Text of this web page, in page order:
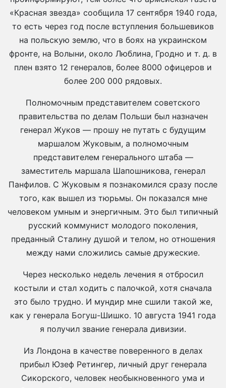
«Красная звезда» сообщила 17 сентября 1940 года,
то есть через год после вступления большевиков
на польскую землю, что в боях на украинском
фронте, на Волыни, около Люблина, Гродно и т. д. в
плен взято 12 генералов, более 8000 офицеров и
более 200 000 рядовых.
Полномочным представителем советского
правительства по делам Польши был назначен
генерал Жуков — прошу не путать с будущим
маршалом Жуковым, а полномочным
представителем генерального штаба —
заместитель маршала Шапошникова, генерал
Панфилов. С Жуковым я познакомился сразу после
того, как вышел из тюрьмы. Он показался мне
человеком умным и энергичным. Это был типичный
русский коммунист молодого поколения,
преданный Сталину душой и телом, но отношения
между нами сложились самые дружеские.
Через несколько недель лечения я отбросил
костыли и стал ходить с палочкой, хотя сначала
это было трудно. И мундир мне сшили такой же,
как у генерала Богуш-Шишко. 10 августа 1941 года
я получил звание генерала дивизии.
Из Лондона в качестве поверенного в делах
прибыл Юзеф Ретингер, личный друг генерала
Сикорского, человек необыкновенного ума и